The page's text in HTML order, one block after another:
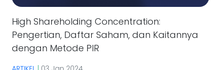
High Shareholding Concentration:
Pengertian, Daftar Saham, dan Kaitannya
dengan Metode PIR